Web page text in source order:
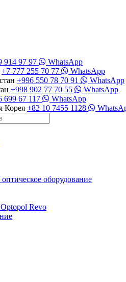
914 97 97
WhatsApp
+7 777 255 70 77
WhatsApp
+996 550 78 70 91
WhatsApp
+998 902 77 70 55
WhatsApp
699 67 117
WhatsApp
Корея +82 10 7455 1128
оптическое оборудование
Revo